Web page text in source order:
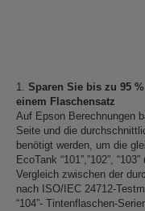
1. Sparen Sie bis zu 95
einem Flaschensatz
Auf Epson Berechnungen
Seite und die
benötigt werden, um die
EcoTank “101”,”102”,
Vergleich zwischen der
nach ISO/IEC 24712-
“104”- Tintenflaschen-